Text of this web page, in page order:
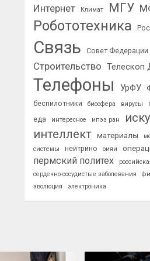
Интернет Климат МГУ
Робототехника
Связь Совет Федерации
Строительство Телескоп
Телефоны УрФУ
беспилотники биосфера вирусы
еда
интересное ипээ ран
интеллект материалы
системы
нейтрино оияи
пермский политех
сердечно-сосудистые заболевания
эволюция электроника